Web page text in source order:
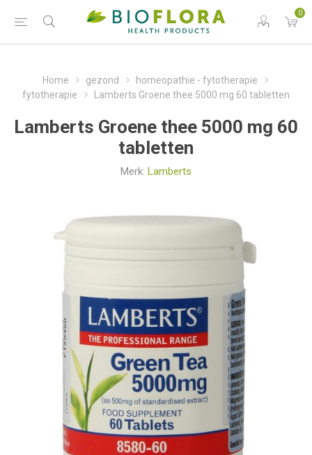
0
Home gezond
homeopathie - fytotherapie
fytotherapie
Lamberts Groene thee 5000 mg 60 tabletten
Lamberts Groene thee 5000 mg 60
tabletten
Merk: Lamberts